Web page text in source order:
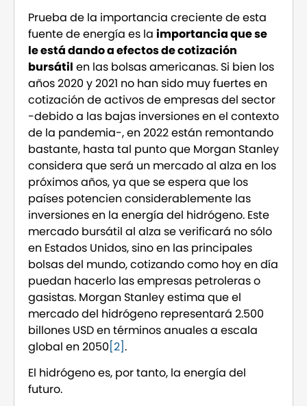
Prueba de la importancia creciente de esta
fuente de energía es la importancia que se
le está dando a efectos de cotización
bursátil en las bolsas americanas. Si bien los
años 2020 y 2021 no han sido muy fuertes en
cotización de activos de empresas del sector
-debido a las bajas inversiones en el contexto
de la pandemia-, en 2022 están remontando
bastante, hasta tal punto que Morgan Stanley
considera que será un mercado al alza en los
próximos años, ya que se espera que los
países potencien considerablemente las
inversiones en la energía del hidrógeno. Este
mercado bursátil al alza se verificará no sólo
en Estados Unidos, sino en las principales
bolsas del mundo, cotizando como hoy en día
puedan hacerlo las empresas petroleras o
gasistas. Morgan Stanley estima que el
mercado del hidrógeno representará 2.500
billones USD en términos anuales a escala
global en 2050[2].
El hidrógeno es, por tanto, la energía del
futuro.